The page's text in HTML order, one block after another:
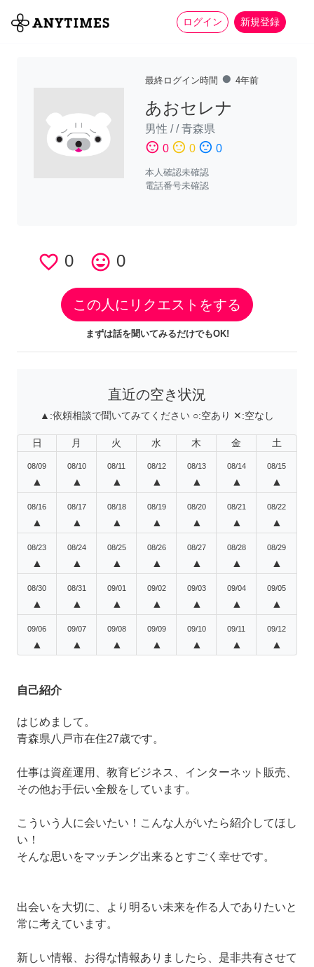
ログイン 新規登録
全て 家事 more_horiz
最終ログイン時間 fiber_manual_record 4年前
あおセレナ
男性 //青森県
sentiment_satisfied 0 sentiment_neutral 0 sentiment_dissatisfied 0
本人確認未確認
電話番号未確認
favorite_border 0 tag_faces 0
この人にリクエストをする
まずは話を聞いてみるだけでもOK!
直近の空き状況
▲:依頼相談で聞いてみてください ○:空あり ✕:空なし
日 月 火 水 木 金 土
08/09
▲
08/10
▲
08/11
▲
08/12
▲
08/13
▲
08/14
▲
08/15
▲
08/16
▲
08/17
▲
08/18
▲
08/19
▲
08/20
▲
08/21
▲
08/22
▲
08/23
▲
08/24
▲
08/25
▲
08/26
▲
08/27
▲
08/28
▲
08/29
▲
08/30
▲
08/31
▲
09/01
▲
09/02
▲
09/03
▲
09/04
▲
09/05
▲
09/06
▲
09/07
▲
09/08
▲
09/09
▲
09/10
▲
09/11
▲
09/12
▲
自己紹介
はじめまして。
青森県八戸市在住27歳です。
仕事は資産運用、教育ビジネス、インターネット販売、
その他お手伝い全般をしています。
こういう人に会いたい！こんな人がいたら紹介してほし
い！
そんな思いをマッチング出来るとすごく幸せです。
出会いを大切に、より明るい未来を作る人でありたいと
常に考えています。
新しい情報、お得な情報ありましたら、是非共有させて